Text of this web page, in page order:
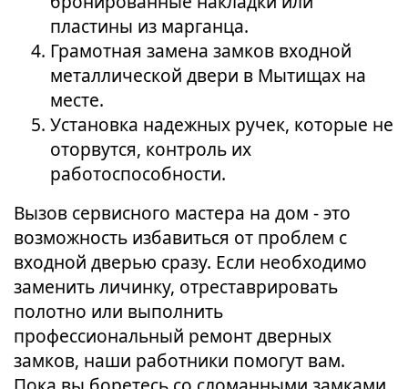
пластины из марганца.
Грамотная замена замков входной
металлической двери в Мытищах на
месте.
Установка надежных ручек, которые не
оторвутся, контроль их
работоспособности.
Вызов сервисного мастера на дом - это
возможность избавиться от проблем с
входной дверью сразу. Если необходимо
заменить личинку, отреставрировать
полотно или выполнить
профессиональный ремонт дверных
замков, наши работники помогут вам.